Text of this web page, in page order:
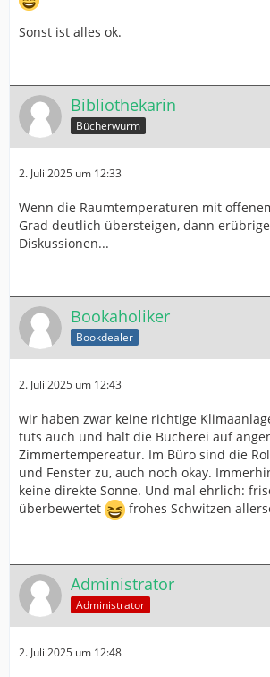
Sonst ist alles ok.
Bibliothekarin
Bücherwurm
2. Juli 2025 um 12:33
Wenn die Raumtemperaturen mit
Grad deutlich übersteigen, dann
Diskussionen...
Bookaholiker
Bookdealer
2. Juli 2025 um 12:43
wir haben zwar keine richtige
tuts auch und hält die Bücherei auf
Zimmertempereatur. Im Büro sind die
und Fenster zu, auch noch okay.
keine direkte Sonne. Und mal ehrlich:
überbewertet
frohes Schwitzen
Administrator
Administrator
2. Juli 2025 um 12:48